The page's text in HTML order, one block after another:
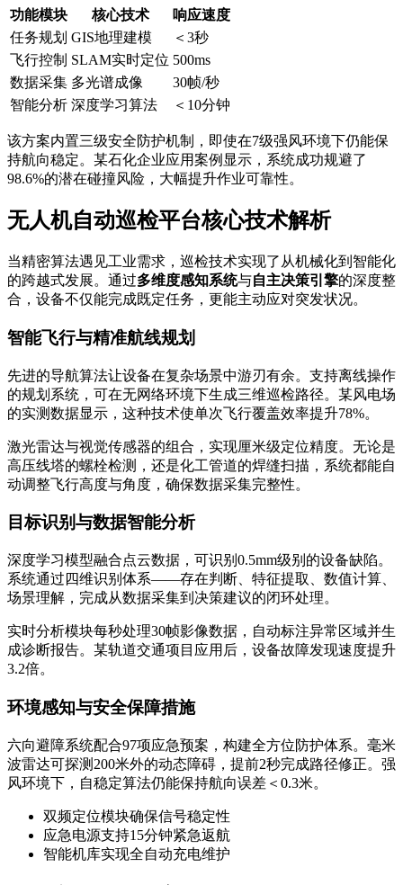
功能模块 核心技术
响应速度
任务规划 GIS地理建模
＜3秒
飞行控制 SLAM实时定位 500ms
数据采集 多光谱成像
30帧/秒
智能分析 深度学习算法 ＜10分钟
该方案内置三级安全防护机制，即使在7级强风环境下仍能保
持航向稳定。某石化企业应用案例显示，系统成功规避了
98.6%的潜在碰撞风险，大幅提升作业可靠性。
无人机自动巡检平台核心技术解析
当精密算法遇见工业需求，巡检技术实现了从机械化到智能化
的跨越式发展。通过多维度感知系统与自主决策引擎的深度整
合，设备不仅能完成既定任务，更能主动应对突发状况。
智能飞行与精准航线规划
先进的导航算法让设备在复杂场景中游刃有余。支持离线操作
的规划系统，可在无网络环境下生成三维巡检路径。某风电场
的实测数据显示，这种技术使单次飞行覆盖效率提升78%。
激光雷达与视觉传感器的组合，实现厘米级定位精度。无论是
高压线塔的螺栓检测，还是化工管道的焊缝扫描，系统都能自
动调整飞行高度与角度，确保数据采集完整性。
目标识别与数据智能分析
深度学习模型融合点云数据，可识别0.5mm级别的设备缺陷。
系统通过四维识别体系——存在判断、特征提取、数值计算、
场景理解，完成从数据采集到决策建议的闭环处理。
实时分析模块每秒处理30帧影像数据，自动标注异常区域并生
成诊断报告。某轨道交通项目应用后，设备故障发现速度提升
3.2倍。
环境感知与安全保障措施
六向避障系统配合97项应急预案，构建全方位防护体系。毫米
波雷达可探测200米外的动态障碍，提前2秒完成路径修正。强
风环境下，自稳定算法仍能保持航向误差＜0.3米。
双频定位模块确保信号稳定性
应急电源支持15分钟紧急返航
智能机库实现全自动充电维护